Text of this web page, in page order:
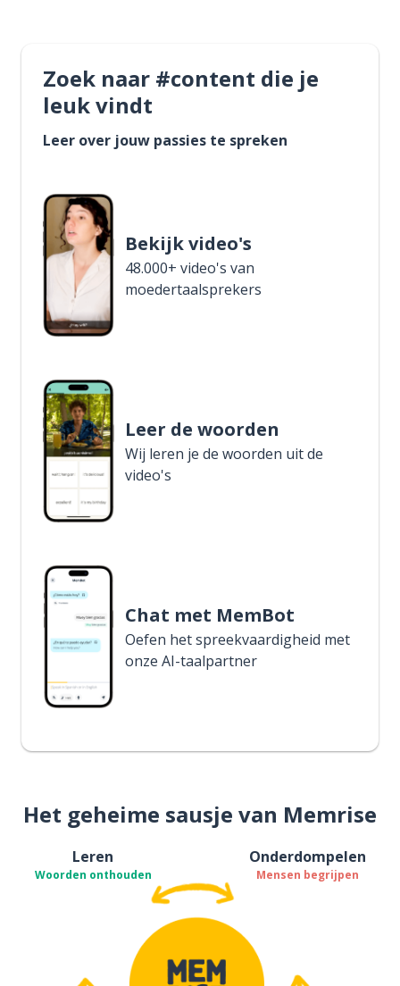
Zoek naar #content die je
leuk vindt
Leer over jouw passies te spreken
Bekijk video's
48.000+ video's van
moedertaalsprekers
Leer de woorden
Wij leren je de woorden uit de
video's
Chat met MemBot
Oefen het spreekvaardigheid met
onze AI-taalpartner
Het geheime sausje van Memrise
Leren
Woorden onthouden
Onderdompelen
Mensen begrijpen